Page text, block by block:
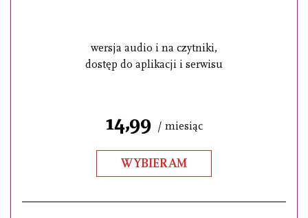
wersja audio i na czytniki,
dostęp do aplikacji i serwisu
14,99 / miesiąc
WYBIERAM